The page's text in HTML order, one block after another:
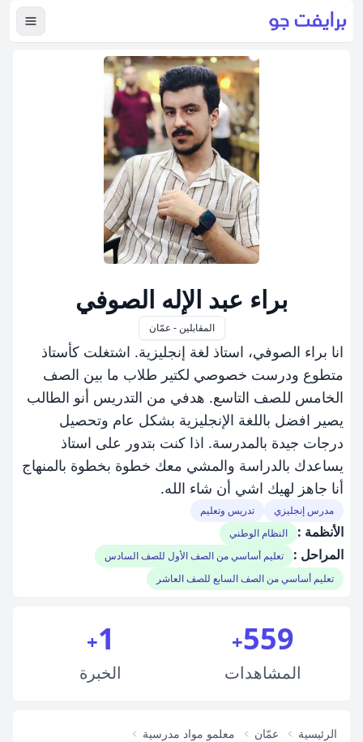
عرض
براء عبد الإله الصوفي
المقابلين - عمّان
انا براء الصوفي، استاذ لغة إنجليزية. اشتغلت كأستاذ
متطوع ودرست خصوصي لكتير طلاب ما بين الصف
الخامس للصف التاسع. هدفي من التدريس أنو الطالب
يصير افضل باللغة الإنجليزية بشكل عام وتحصيل
درجات جيدة بالمدرسة. اذا كنت بتدور على استاذ
يساعدك بالدراسة والمشي معك خطوة بخطوة بالمنهاج
أنا جاهز لهيك اشي أن شاء الله.
مدرس إنجليزي تدريس وتعليم
الأنظمة : النظام الوطني
المراحل :
تعليم أساسي من الصف الأول للصف السادس
تعليم أساسي من الصف السابع للصف العاشر
559
+
المشاهدات
1
+
الخبرة
الرئيسية عمّان
معلمو مواد مدرسية